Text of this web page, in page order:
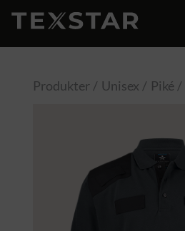
Produkter Unisex Piké